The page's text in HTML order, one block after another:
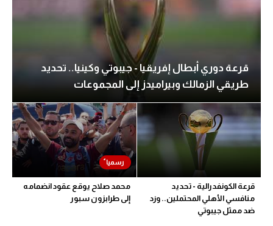
قرعة دوري أبطال إفريقيا - جيبوتي وكينيا.. تحديد
طريقي الزمالك وبيراميدز إلى المجموعات
قرعة الكونفدرالية - تحديد
منافسي الأهلي المحتملين.. وزد
ضد ممثل جيبوتي
محمد صلاح يوقع عقود انضمامه
إلى طرابزون سبور